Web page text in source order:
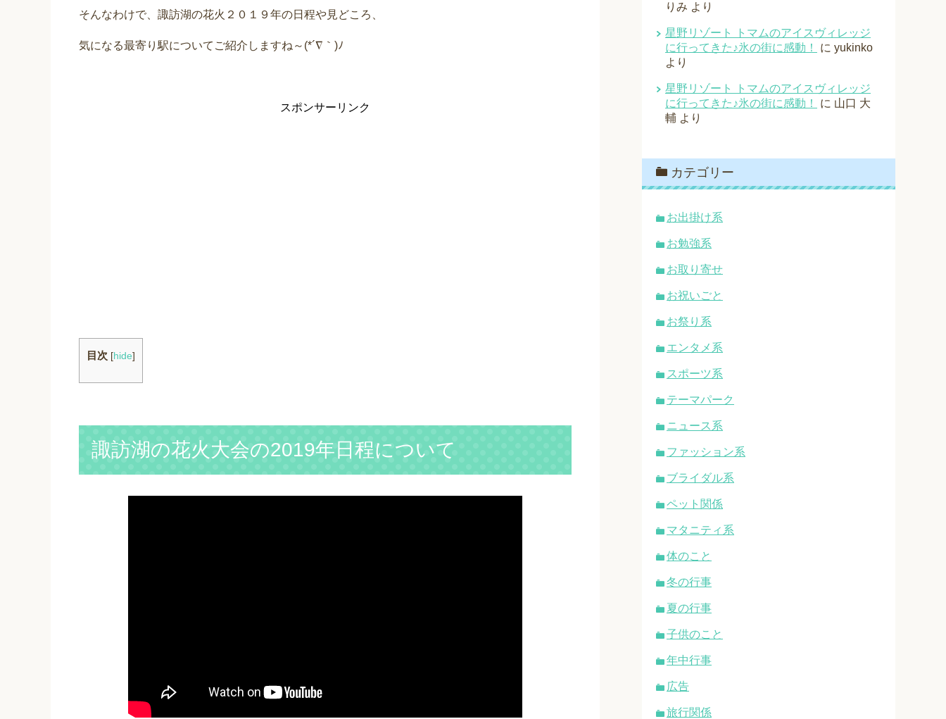
そんなわけで、諏訪湖の花火２０１９年の日程や見どころ、
気になる最寄り駅についてご紹介しますね～(*´∇｀)ﾉ
スポンサーリンク
目次 [hide]
諏訪湖の花火大会の2019年日程について
りみ より
星野リゾート トマムのアイスヴィレッジ
に行ってきた♪氷の街に感動！
に yukinko
より
星野リゾート トマムのアイスヴィレッジ
に行ってきた♪氷の街に感動！
に 山口 大
輔 より
カテゴリー
お出掛け系
お勉強系
お取り寄せ
お祝いごと
お祭り系
エンタメ系
スポーツ系
テーマパーク
ニュース系
ファッション系
ブライダル系
ペット関係
マタニティ系
体のこと
冬の行事
夏の行事
子供のこと
年中行事
広告
旅行関係